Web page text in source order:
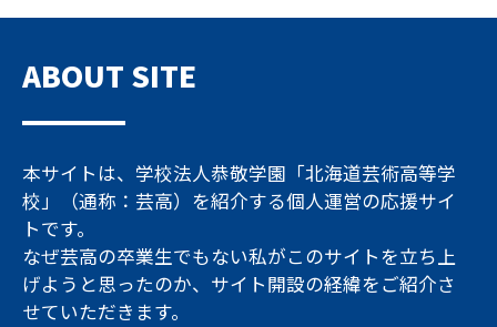
ABOUT SITE
本サイトは、学校法人恭敬学園「北海道芸術高等学
校」（通称：芸高）を紹介する個人運営の応援サイ
トです。
なぜ芸高の卒業生でもない私がこのサイトを立ち上
げようと思ったのか、サイト開設の経緯をご紹介さ
せていただきます。